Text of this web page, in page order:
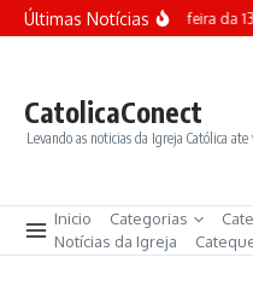
Ir para o conteúdo
Últimas NotíciasTerça-feira da
CatolicaConect
Levando as noticias da Igreja Católica ate
Inicio Categorias
Notícias da Igreja